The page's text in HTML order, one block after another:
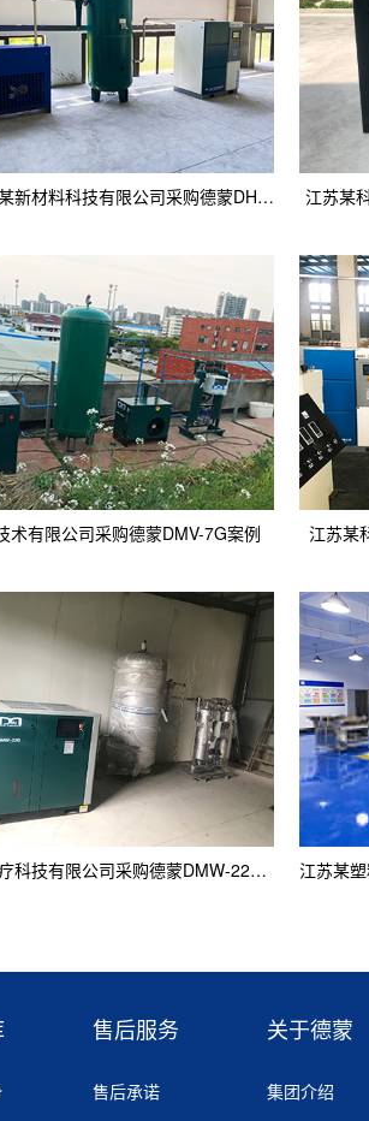
江苏南通某新材料科技有限公司采购德蒙DHV-37G案例 江苏某
术有限公司采购德蒙DMV-7G案例 江苏某
江苏某医疗科技有限公司采购德蒙DMW-22G案例
售后服务
售后承诺
关于德蒙
集团介绍